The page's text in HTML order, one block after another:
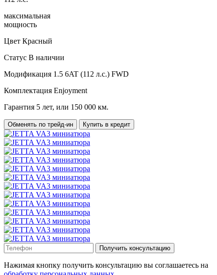
максимальная
мощность
Цвет Красный
Статус В наличии
Модификация 1.5 6AT (112 л.с.) FWD
Комплектация Enjoyment
Гарантия 5 лет, или 150 000 км.
Обменять по трейд-ин Купить в кредит
Получить консультацию
Нажимая кнопку получить консультацию вы соглашаетесь на